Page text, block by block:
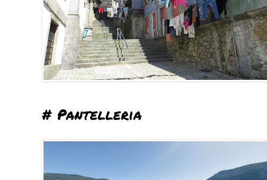
# Pantelleria